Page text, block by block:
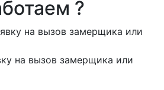
?
на вызов замерщика или